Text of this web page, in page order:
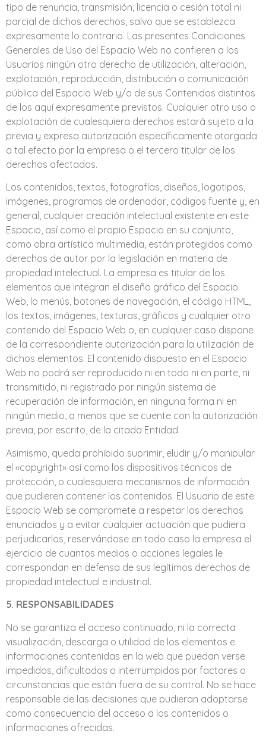
tipo de renuncia, transmisión, licencia o cesión total ni
parcial de dichos derechos, salvo que se establezca
expresamente lo contrario. Las presentes Condiciones
Generales de Uso del Espacio Web no confieren a los
Usuarios ningún otro derecho de utilización, alteración,
explotación, reproducción, distribución o comunicación
pública del Espacio Web y/o de sus Contenidos distintos
de los aquí expresamente previstos. Cualquier otro uso o
explotación de cualesquiera derechos estará sujeto a la
previa y expresa autorización específicamente otorgada
a tal efecto por la empresa o el tercero titular de los
derechos afectados.
Los contenidos, textos, fotografías, diseños, logotipos,
imágenes, programas de ordenador, códigos fuente y, en
general, cualquier creación intelectual existente en este
Espacio, así como el propio Espacio en su conjunto,
como obra artística multimedia, están protegidos como
derechos de autor por la legislación en materia de
propiedad intelectual. La empresa es titular de los
elementos que integran el diseño gráfico del Espacio
Web, lo menús, botones de navegación, el código HTML,
los textos, imágenes, texturas, gráficos y cualquier otro
contenido del Espacio Web o, en cualquier caso dispone
de la correspondiente autorización para la utilización de
dichos elementos. El contenido dispuesto en el Espacio
Web no podrá ser reproducido ni en todo ni en parte, ni
transmitido, ni registrado por ningún sistema de
recuperación de información, en ninguna forma ni en
ningún medio, a menos que se cuente con la autorización
previa, por escrito, de la citada Entidad.
Asimismo, queda prohibido suprimir, eludir y/o manipular
el «copyright» así como los dispositivos técnicos de
protección, o cualesquiera mecanismos de información
que pudieren contener los contenidos. El Usuario de este
Espacio Web se compromete a respetar los derechos
enunciados y a evitar cualquier actuación que pudiera
perjudicarlos, reservándose en todo caso la empresa el
ejercicio de cuantos medios o acciones legales le
correspondan en defensa de sus legítimos derechos de
propiedad intelectual e industrial.
5. RESPONSABILIDADES
No se garantiza el acceso continuado, ni la correcta
visualización, descarga o utilidad de los elementos e
informaciones contenidas en la web que puedan verse
impedidos, dificultados o interrumpidos por factores o
circunstancias que están fuera de su control. No se hace
responsable de las decisiones que pudieran adoptarse
como consecuencia del acceso a los contenidos o
informaciones ofrecidas.